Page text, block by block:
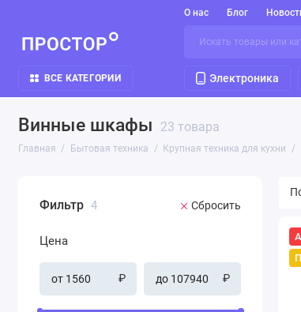
О нас Блог
ВСЕ КАТЕГОРИИ Электроника
Винные шкафы 23 товара
Главная Бытовая техника Крупная техника для кухни
Фильтр 4 Сбросить
Цена
₽ ₽